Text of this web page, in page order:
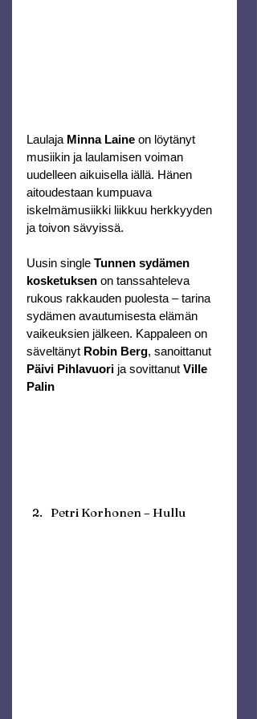
Laulaja Minna Laine on löytänyt
musiikin ja laulamisen voiman
uudelleen aikuisella iällä. Hänen
aitoudestaan kumpuava
iskelmämusiikki liikkuu herkkyyden
ja toivon sävyissä.
Uusin single Tunnen sydämen
kosketuksen on tanssahteleva
rukous rakkauden puolesta – tarina
sydämen avautumisesta elämän
vaikeuksien jälkeen. Kappaleen on
säveltänyt Robin Berg, sanoittanut
Päivi Pihlavuori ja sovittanut Ville
Palin
Petri Korhonen – Hullu